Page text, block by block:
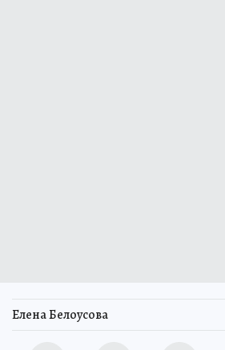
Елена Белоусова